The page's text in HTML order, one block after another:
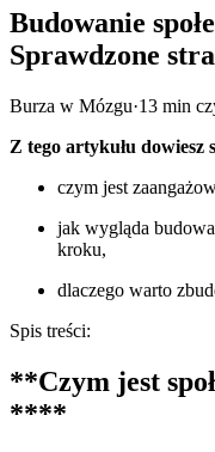
Budowanie
Sprawdzone
Burza w Mózgu·13 min
Z tego artykułu dowiesz
czym jest
jak wygląda
kroku,
dlaczego warto
Spis treści:
**Czym jest
****